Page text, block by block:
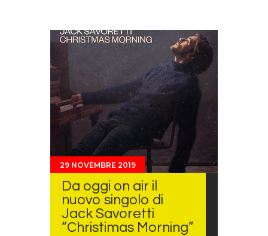
29 NOVEMBRE 2019
Da oggi on air il
nuovo singolo di
Jack Savoretti
“Christimas Morning”